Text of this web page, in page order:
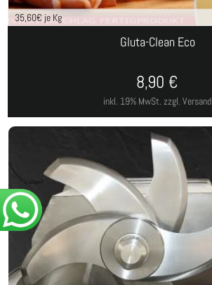
35,60€ je Kg
Gluta-Clean Eco
inkl. 19% MwSt. zzgl. Versand
8,90 €